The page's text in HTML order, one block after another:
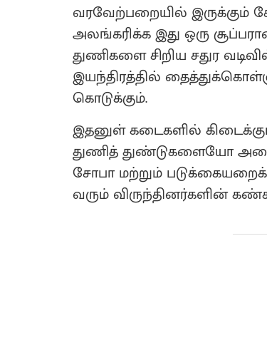
வரவேற்பறையில் இருக்கும்
அலங்கரிக்க இது ஒரு
துணிகளை சிறிய சதுர
இயந்திரத்தில்
கொடுக்கும்.
இதனுள் கடைகளில்
துணித் துண்டுகளையோ
சோபா மற்றும்
வரும் விருந்தினர்களின்